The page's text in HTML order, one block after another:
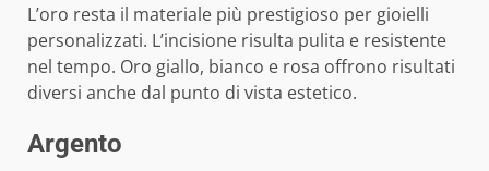
L’oro resta il materiale più prestigioso per gioielli
personalizzati. L’incisione risulta pulita e resistente
nel tempo. Oro giallo, bianco e rosa offrono risultati
diversi anche dal punto di vista estetico.
Argento